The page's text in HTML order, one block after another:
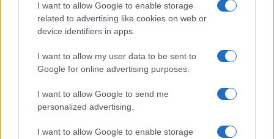
I want to allow Google to enable storage
related to advertising like cookies on web or
device identifiers in apps.
I want to allow my user data to be sent to
Google for online advertising purposes.
I want to allow Google to send me
personalized advertising.
I want to allow Google to enable storage
Petrolio in calo: Brent a 91,82$, ribassi a due cifre per greggio